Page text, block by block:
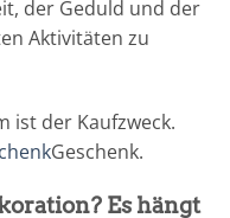
der Geduld und der
Aktivitäten zu
ist der Kaufzweck.
Geschenk.
Es hängt